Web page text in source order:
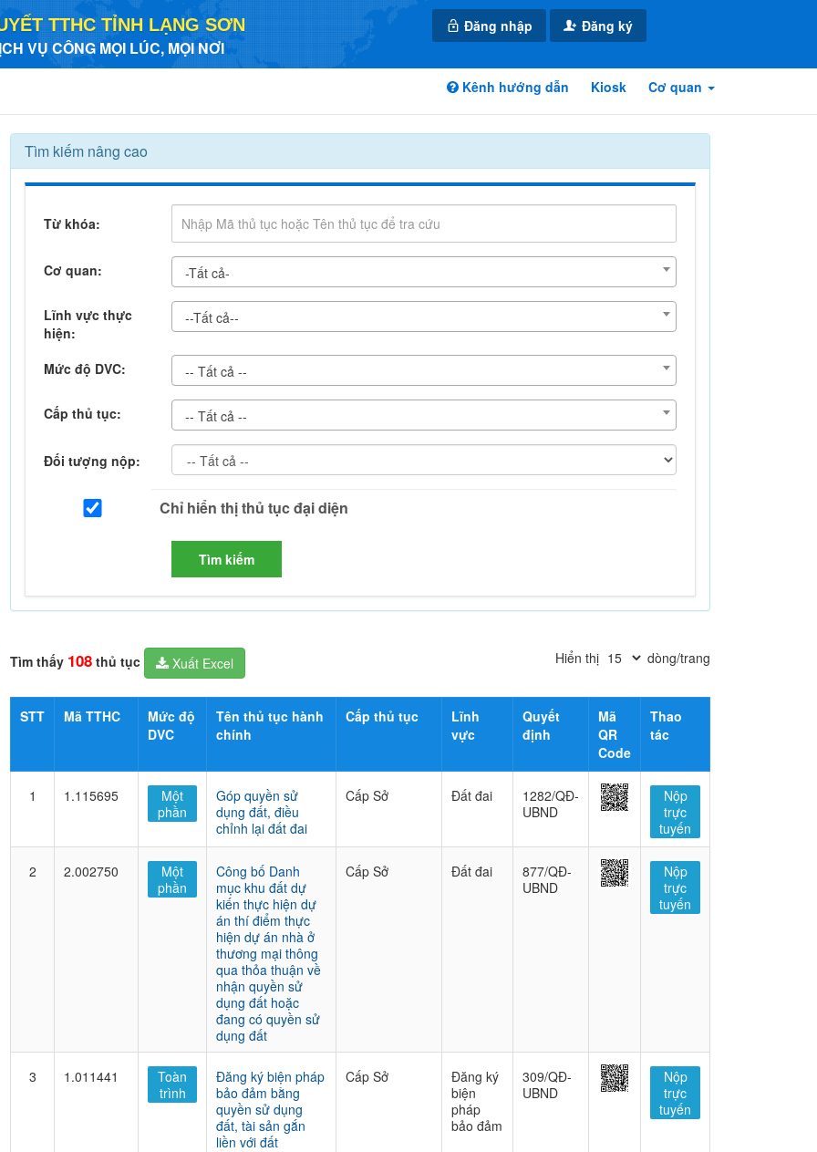
TTHC TỈNH LẠNG SƠN
VỤ CÔNG MỌI LÚC, MỌI NƠI
Đăng nhập Đăng ký
Kênh hướng dẫn Kiosk Cơ quan
Tìm kiếm nâng cao
Từ khóa:
Cơ quan: -Tất cả-
Lĩnh vực thực
hiện:
--Tất cả--
Mức độ DVC: -- Tất cả --
Cấp thủ tục: -- Tất cả --
Đối tượng nộp:
Tìm kiếm
Tìm thấy 108 thủ tục Xuất Excel Hiển thị dòng/trang
STT Mã TTHC
Mức độ
DVC
Tên thủ tục hành
chính
Cấp thủ tục
Lĩnh
vực
Quyết
định
Mã
QR
Code
Thao
tác
1 1.115695
Một
phần
Góp quyền sử
dụng đất, điều
chỉnh lại đất đai
Cấp Sở Đất đai
1282/QĐ-
UBND
Nộp
trực
tuyến
2 2.002750
Một
phần
Công bố Danh
mục khu đất dự
kiến thực hiện dự
án thí điểm thực
hiện dự án nhà ở
thương mại thông
qua thỏa thuận về
nhận quyền sử
dụng đất hoặc
đang có quyền sử
dụng đất
Cấp Sở Đất đai
877/QĐ-
UBND
Nộp
trực
tuyến
3 1.011441
Toàn
trình
Đăng ký biện pháp
bảo đảm bằng
quyền sử dụng
đất, tài sản gắn
liền với đất
Cấp Sở
Đăng ký
biện
pháp
bảo đảm
309/QĐ-
UBND
Nộp
trực
tuyến